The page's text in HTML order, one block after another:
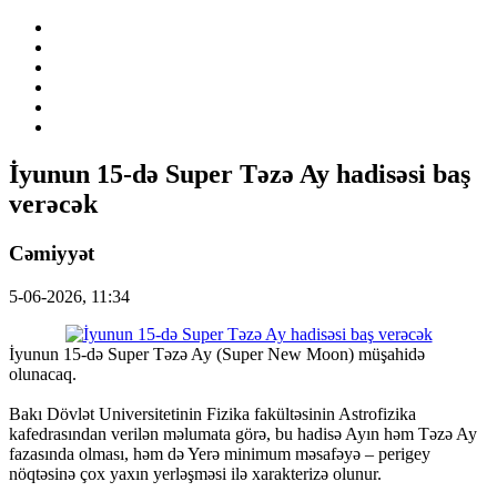
İyunun 15-də Super Təzə Ay hadisəsi baş
verəcək
Cəmiyyət
5-06-2026, 11:34
İyunun 15-də Super Təzə Ay (Super New Moon) müşahidə
olunacaq.
Bakı Dövlət Universitetinin Fizika fakültəsinin Astrofizika
kafedrasından verilən məlumata görə, bu hadisə Ayın həm Təzə Ay
fazasında olması, həm də Yerə minimum məsafəyə – perigey
nöqtəsinə çox yaxın yerləşməsi ilə xarakterizə olunur.